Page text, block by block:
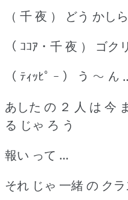
（ 千 夜 ） どう かし
（ ｺｺｱ ･ 千 夜 ） ゴク
（ ﾃｨｯﾋﾟ ｰ ） う ～ ん
あした の ２ 人 は 今
る じゃ ろ う
報い って …
それ じゃ 一緒 の ク